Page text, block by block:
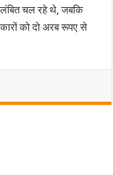
ज्यादा
चल रहे थे, जबकि
को दो अरब रूपए से